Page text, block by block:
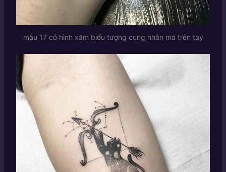
mẫu 17 có hình xăm biểu tượng cung nhân mã trên tay